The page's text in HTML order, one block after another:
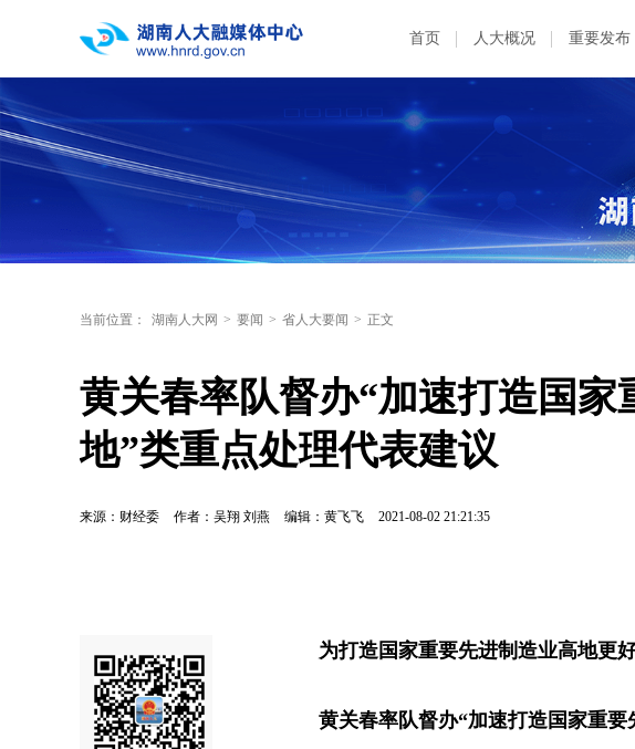
首页 人大概况 重要发布
当前位置： 湖南人大网 > 要闻 > 省人大要闻 > 正文
黄关春率队督办“加速打造国家
地”类重点处理代表建议
来源：财经委 作者：吴翔 刘燕 编辑：黄飞飞 2021-08-02 21:21:35
为打造国家重要先进制造业高地更
黄关春率队督办“加速打造国家重